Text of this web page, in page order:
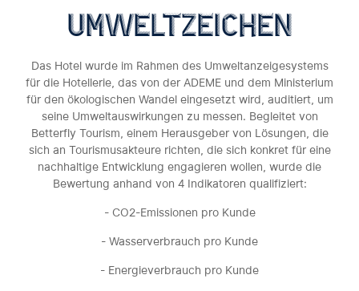
umweltzeichen
Das Hotel wurde im Rahmen des Umweltanzeigesystems
für die Hotellerie, das von der ADEME und dem Ministerium
für den ökologischen Wandel eingesetzt wird, auditiert, um
seine Umweltauswirkungen zu messen. Begleitet von
Betterfly Tourism, einem Herausgeber von Lösungen, die
sich an Tourismusakteure richten, die sich konkret für eine
nachhaltige Entwicklung engagieren wollen, wurde die
Bewertung anhand von 4 Indikatoren qualifiziert:
- CO2-Emissionen pro Kunde
- Wasserverbrauch pro Kunde
- Energieverbrauch pro Kunde